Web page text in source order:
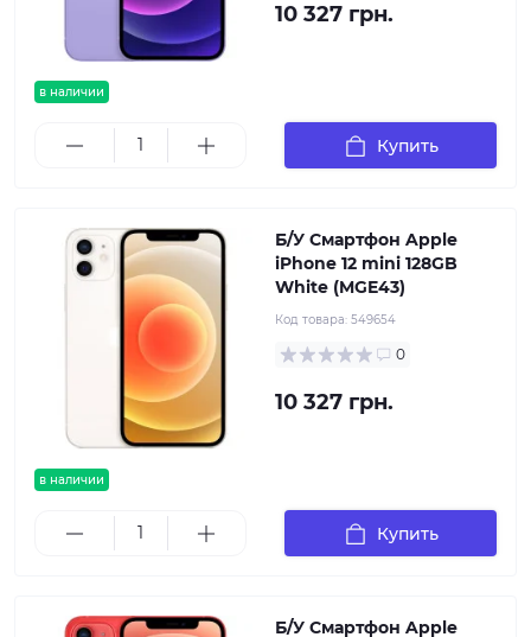
в наличии
10 327 грн.
Купить
в наличии
Б/У Смартфон Apple
iPhone 12 mini 128GB
White (MGE43)
Код товара: 549654
0
10 327 грн.
Купить
Б/У Смартфон Apple